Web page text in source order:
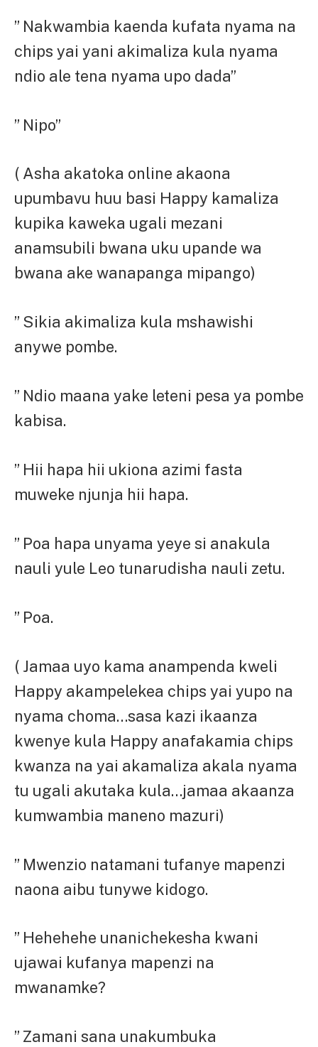
” Nakwambia kaenda kufata nyama na
chips yai yani akimaliza kula nyama
ndio ale tena nyama upo dada”
” Nipo”
( Asha akatoka online akaona
upumbavu huu basi Happy kamaliza
kupika kaweka ugali mezani
anamsubili bwana uku upande wa
bwana ake wanapanga mipango)
” Sikia akimaliza kula mshawishi
anywe pombe.
” Ndio maana yake leteni pesa ya pombe
kabisa.
” Hii hapa hii ukiona azimi fasta
muweke njunja hii hapa.
” Poa hapa unyama yeye si anakula
nauli yule Leo tunarudisha nauli zetu.
” Poa.
( Jamaa uyo kama anampenda kweli
Happy akampelekea chips yai yupo na
nyama choma…sasa kazi ikaanza
kwenye kula Happy anafakamia chips
kwanza na yai akamaliza akala nyama
tu ugali akutaka kula…jamaa akaanza
kumwambia maneno mazuri)
” Mwenzio natamani tufanye mapenzi
naona aibu tunywe kidogo.
” Hehehehe unanichekesha kwani
ujawai kufanya mapenzi na
mwanamke?
” Zamani sana unakumbuka